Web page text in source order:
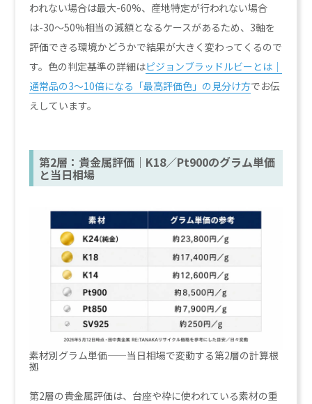
われない場合は最大-60%、産地特定が行われない場合
は-30〜50%相当の減額となるケースがあるため、3軸を
評価できる環境かどうかで結果が大きく変わってくるので
す。色の判定基準の詳細はピジョンブラッドルビーとは｜
通常品の3〜10倍になる「最高評価色」の見分け方でお伝
えしています。
第2層：貴金属評価｜K18／Pt900のグラム単価
と当日相場
素材別グラム単価——当日相場で変動する第2層の計算根
拠
第2層の貴金属評価は、台座や枠に使われている素材の重